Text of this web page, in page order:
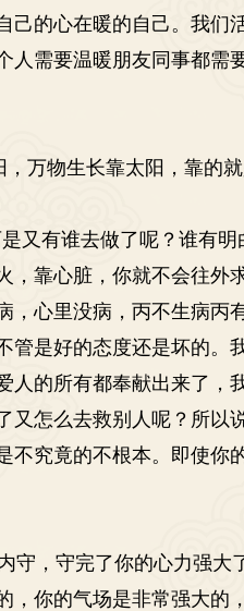
己的心在暖的自己。我们
人需要温暖朋友同事都需
万物生长靠太阳，靠的就
又有谁去做了呢？谁有明
，靠心脏，你就不会往外
，心里没病，丙不生病丙
管是好的态度还是坏的。
人的所有都奉献出来了，
又怎么去救别人呢？所以
不究竟的不根本。即使你
，守完了你的心力强大
，你的气场是非常强大的